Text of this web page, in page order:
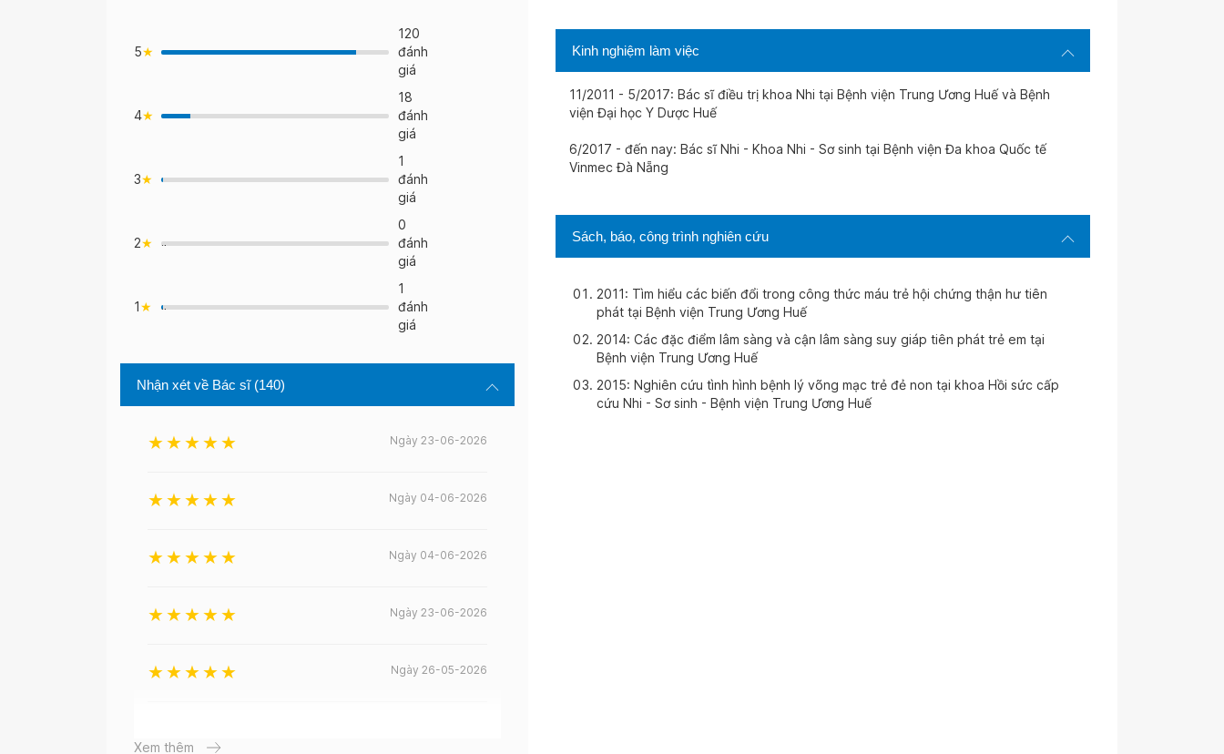
5
120
đánh
giá
4 >
18
đánh
giá
3 >
1
đánh
giá
2 ">
0
đánh
giá
1 ">
1
đánh
giá
Nhận xét về Bác sĩ (140)
Ngày 23-06-2026
Ngày 04-06-2026
Ngày 04-06-2026
Ngày 23-06-2026
Ngày 26-05-2026
Xem thêm
Kinh nghiệm làm việc
11/2011 - 5/2017: Bác sĩ điều trị khoa Nhi tại Bệnh viện Trung Ương Huế và Bệnh
viện Đại học Y Dược Huế
6/2017 - đến nay: Bác sĩ Nhi - Khoa Nhi - Sơ sinh tại Bệnh viện Đa khoa Quốc tế
Vinmec Đà Nẵng
Sách, báo, công trình nghiên cứu
2011: Tìm hiểu các biến đổi trong công thức máu trẻ hội chứng thận hư tiên
phát tại Bệnh viện Trung Ương Huế
2014: Các đặc điểm lâm sàng và cận lâm sàng suy giáp tiên phát trẻ em tại
Bệnh viện Trung Ương Huế
2015: Nghiên cứu tình hình bệnh lý võng mạc trẻ đẻ non tại khoa Hồi sức cấp
cứu Nhi - Sơ sinh - Bệnh viện Trung Ương Huế